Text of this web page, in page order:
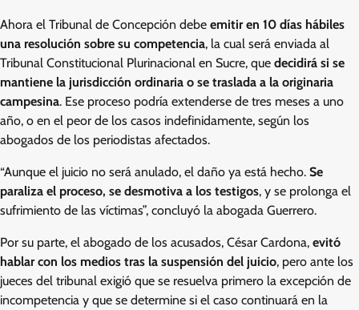
Ahora el Tribunal de Concepción debe emitir en 10 días hábiles
una resolución sobre su competencia, la cual será enviada al
Tribunal Constitucional Plurinacional en Sucre, que decidirá si se
mantiene la jurisdicción ordinaria o se traslada a la originaria
campesina. Ese proceso podría extenderse de tres meses a uno
año, o en el peor de los casos indefinidamente, según los
abogados de los periodistas afectados.
“Aunque el juicio no será anulado, el daño ya está hecho. Se
paraliza el proceso, se desmotiva a los testigos, y se prolonga el
sufrimiento de las víctimas”, concluyó la abogada Guerrero.
Por su parte, el abogado de los acusados, César Cardona, evitó
hablar con los medios tras la suspensión del juicio, pero ante los
jueces del tribunal exigió que se resuelva primero la excepción de
incompetencia y que se determine si el caso continuará en la